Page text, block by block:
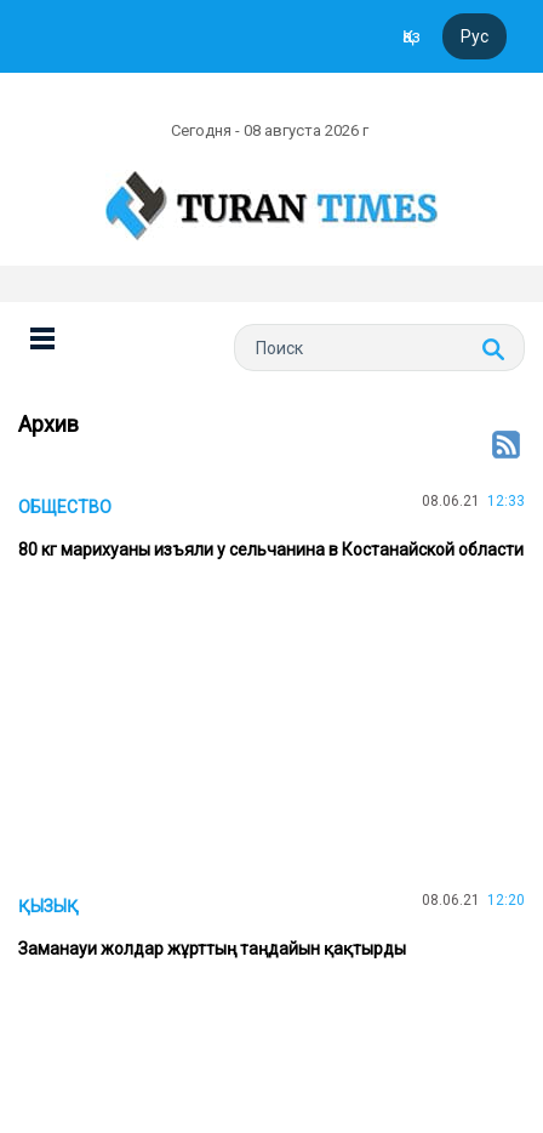
Қаз Рус
Сегодня - 08 августа 2026 г
Архив
ОБЩЕСТВО 08.06.21 12:33
80 кг марихуаны изъяли у сельчанина в Костанайской области
ҚЫЗЫҚ 08.06.21 12:20
Заманауи жолдар жұрттың таңдайын қақтырды